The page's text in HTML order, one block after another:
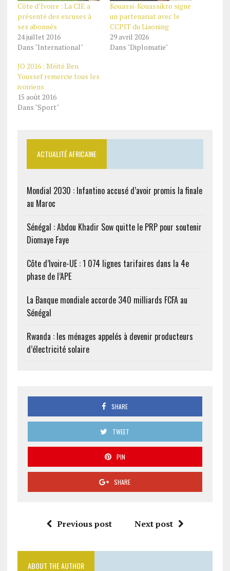
Côte d’Ivoire : La CIE a
présenté des excuses à
ses abonnés
24 juillet 2016
Dans "International"
Kouassi-Kouassikro signe
un partenariat avec le
CCPIT du Liaoning
29 avril 2026
Dans "Diplomatie"
JO 2016 : Méité Ben
Youssef remercie tous les
ivoiriens
15 août 2016
Dans "Sport"
ACTUALITÉ AFRICAINE
Mondial 2030 : Infantino accusé d’avoir promis la finale
au Maroc
Sénégal : Abdou Khadir Sow quitte le PRP pour soutenir
Diomaye Faye
Côte d’Ivoire-UE : 1 074 lignes tarifaires dans la 4e
phase de l’APE
La Banque mondiale accorde 340 milliards FCFA au
Sénégal
Rwanda : les ménages appelés à devenir producteurs
d’électricité solaire
SHARE
TWEET
PIN
SHARE
Previous post Next post
ABOUT THE AUTHOR